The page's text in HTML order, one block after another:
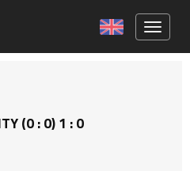
(0 : 0) 1 : 0